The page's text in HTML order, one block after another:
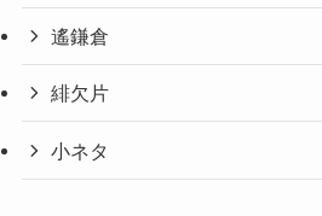
遙鎌倉
緋欠片
小ネタ